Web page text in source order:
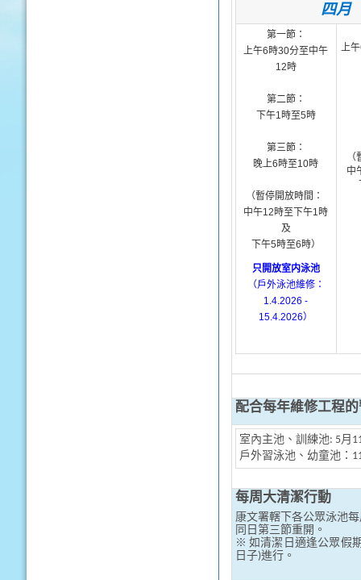
四月
第一節：
上午6時30分至中午
12時
第二節：
下午1時至5時
第三節：
晚上6時至10時
（暫停開放時間：
中午12時至下午1時
及
下午5時至6時）
只開放室内泳池
（戶外泳池維修：
1.4.2026 -
15.4.2026）
上午
中
配合每年維修工程
室內主池、訓練池: 5月
戶外習泳池、幼童池：
每周大清潔行動
康文署轄下各公眾泳池
同日第三節重開。
※ 如清潔日適逢公眾假
日子)進行。